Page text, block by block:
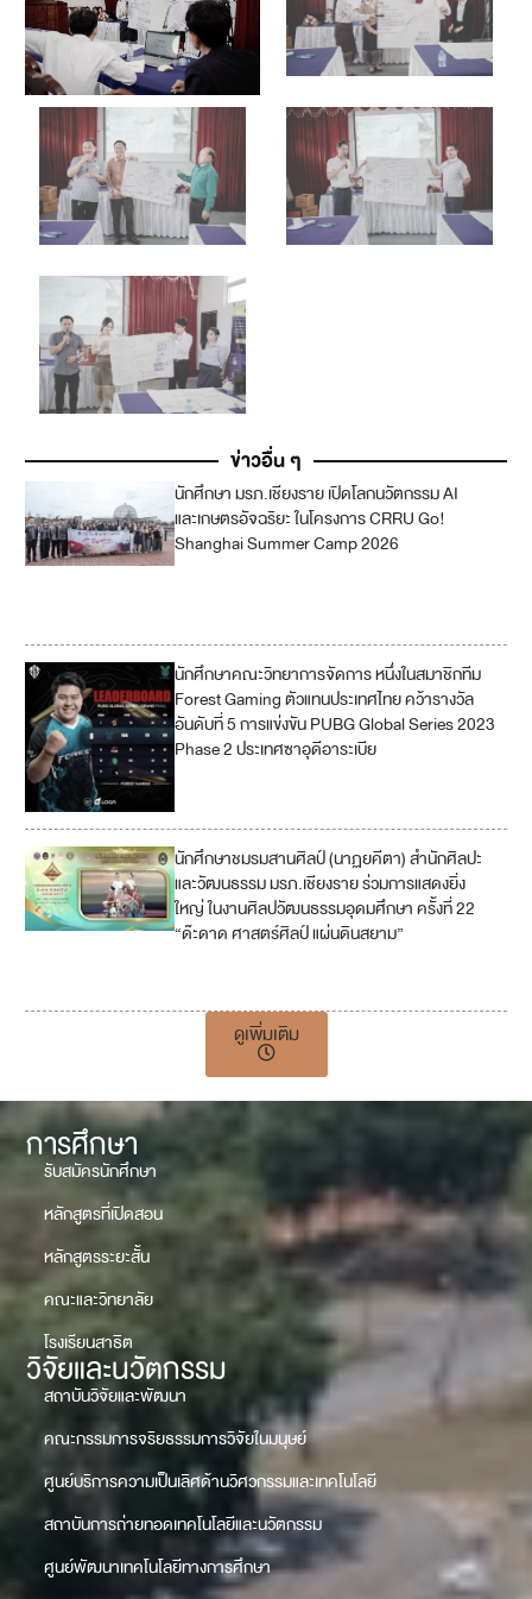
ข่าวอื่น ๆ
นักศึกษา มรภ.เชียงราย เปิดโลกนวัตกรรม AI
และเกษตรอัจฉริยะ ในโครงการ CRRU Go!
Shanghai Summer Camp 2026
นักศึกษาคณะวิทยาการจัดการ หนึ่งในสมาชิกทีม
Forest Gaming ตัวแทนประเทศไทย คว้ารางวัล
อันดับที่ 5 การแข่งขัน PUBG Global Series 2023
Phase 2 ประเทศซาอุดีอาระเบีย
นักศึกษาชมรมสานศิลป์ (นาฏยคีตา) สำนักศิลปะ
และวัฒนธรรม มรภ.เชียงราย ร่วมการแสดงยิ่ง
ใหญ่ ในงานศิลปวัฒนธรรมอุดมศึกษา ครั้งที่ 22
“ด๊ะดาด ศาสตร์ศิลป์ แผ่นดินสยาม”
ดูเพิ่มเติม
การศึกษา
รับสมัครนักศึกษา
หลักสูตรที่เปิดสอน
หลักสูตรระยะสั้น
คณะและวิทยาลัย
โรงเรียนสาธิต
วิจัยและนวัตกรรม
สถาบันวิจัยและพัฒนา
คณะกรรมการจริยธรรมการวิจัยในมนุษย์
ศูนย์บริการความเป็นเลิศด้านวิศวกรรมและเทคโนโลยี
สถาบันการถ่ายทอดเทคโนโลยีและนวัตกรรม
ศูนย์พัฒนาเทคโนโลยีทางการศึกษา